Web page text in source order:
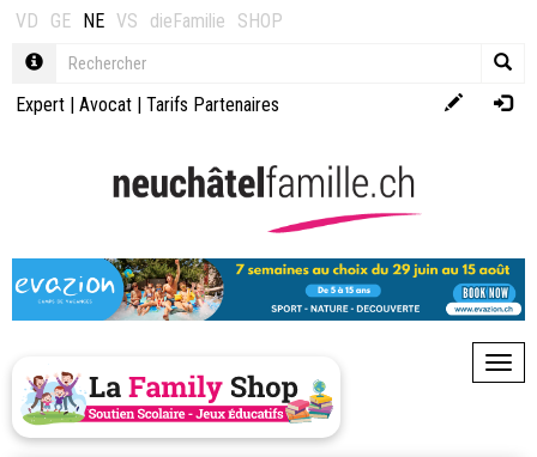
VD GE NE VS dieFamilie SHOP
Expert | Avocat | Tarifs Partenaires